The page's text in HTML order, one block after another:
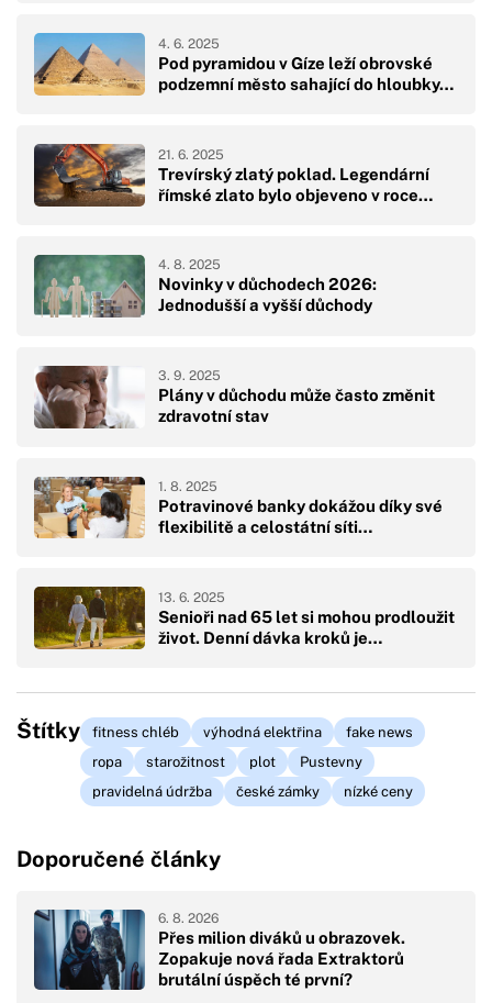
Pod pyramidou v Gíze leží obrovské
podzemní město sahající do hloubky…
4. 6. 2025
Trevírský zlatý poklad. Legendární
římské zlato bylo objeveno v roce…
21. 6. 2025
Novinky v důchodech 2026:
Jednodušší a vyšší důchody
4. 8. 2025
Plány v důchodu může často změnit
zdravotní stav
3. 9. 2025
Potravinové banky dokážou díky své
flexibilitě a celostátní síti…
1. 8. 2025
Senioři nad 65 let si mohou prodloužit
život. Denní dávka kroků je…
13. 6. 2025
Štítky fitness chléb výhodná elektřina
fake news
ropa
starožitnost plot
Pustevny
pravidelná údržba
české zámky nízké ceny
Doporučené články
Přes milion diváků u obrazovek.
Zopakuje nová řada Extraktorů
brutální úspěch té první?
6. 8. 2026